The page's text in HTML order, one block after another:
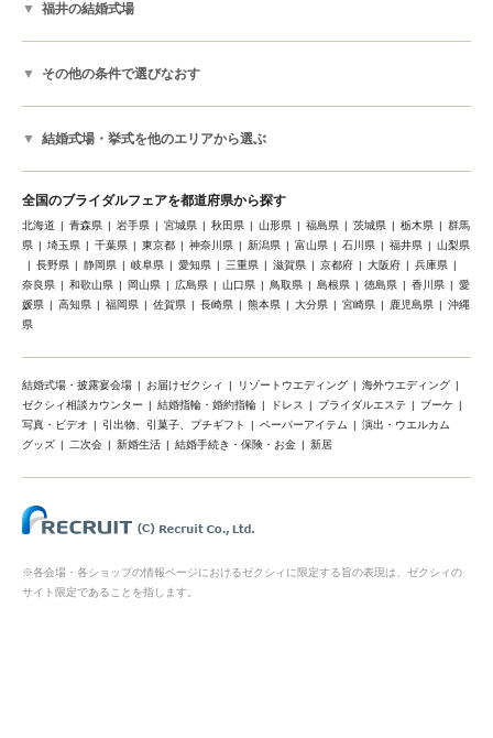
福井の結婚式場
その他の条件で選びなおす
結婚式場・挙式を他のエリアから選ぶ
全国のブライダルフェアを都道府県から探す
北海道 青森県 岩手県 宮城県 秋田県 山形県 福島県 茨城県 栃木県
群馬
県
埼玉県 千葉県 東京都 神奈川県 新潟県 富山県 石川県 福井県
山梨県
長野県
静岡県 岐阜県 愛知県 三重県 滋賀県 京都府 大阪府
兵庫県
奈良県
和歌山県 岡山県 広島県 山口県 鳥取県 島根県 徳島県 香川県
愛
媛県
高知県 福岡県 佐賀県 長崎県 熊本県 大分県 宮崎県 鹿児島県
沖縄
県
結婚式場・披露宴会場 お届けゼクシィ リゾートウエディング
海外ウエディング
ゼクシィ相談カウンター
結婚指輪・婚約指輪 ドレス ブライダルエステ
ブーケ
写真・ビデオ
引出物、引菓子、プチギフト ペーパーアイテム
演出・ウエルカム
グッズ
二次会 新婚生活 結婚手続き・保険・お金 新居
※各会場・各ショップの情報ページにおけるゼクシィに限定する旨の表現は、ゼクシィの
サイト限定であることを指します。